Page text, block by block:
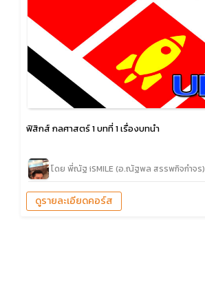
ฟิสิกส์ กลศาสตร์ 1 บทที่ 1 เรื่องบทนำ
โดย พี่ณัฐ iSMILE (อ.ณัฐพล สรรพกิจกำจร)
ดูรายละเอียดคอร์ส